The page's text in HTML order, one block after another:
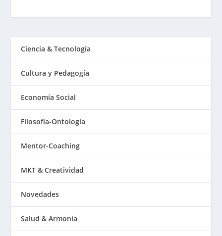
Ciencia & Tecnología
Cultura y Pedagogía
Economía Social
Filosofía-Ontología
Mentor-Coaching
MKT & Creatividad
Novedades
Salud & Armonía